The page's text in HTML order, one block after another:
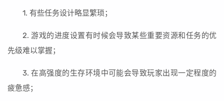
1. 有些任务设计略显繁琐；
2. 游戏的进度设置有时候会导致某些重要资源和任务的优
先级难以掌握；
3. 在高强度的生存环境中可能会导致玩家出现一定程度的
疲惫感；